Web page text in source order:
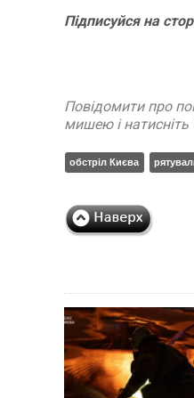
Підписуйсяна
Повідомити про
мишею і натисніть
обстріл Києва